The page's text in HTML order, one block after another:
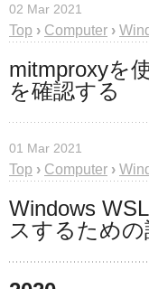
02 Mar 2021
Top › Computer ›
mitmproxyを
を確認する
01 Mar 2021
Top › Computer ›
Windows
スするための